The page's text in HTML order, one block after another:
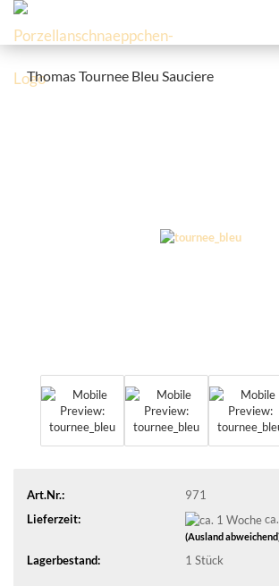
Thomas Tournee Bleu Sauciere
Art.Nr.:
971
Lieferzeit:
(Ausland
Lagerbestand: 1 Stück